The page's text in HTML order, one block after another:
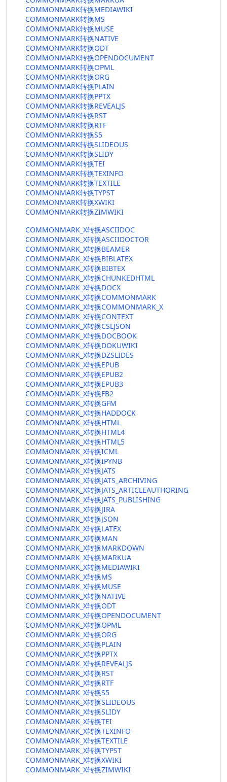
COMMONMARK转换MEDIAWIKI
COMMONMARK转换MS
COMMONMARK转换MUSE
COMMONMARK转换NATIVE
COMMONMARK转换ODT
COMMONMARK转换OPENDOCUMENT
COMMONMARK转换OPML
COMMONMARK转换ORG
COMMONMARK转换PLAIN
COMMONMARK转换PPTX
COMMONMARK转换REVEALJS
COMMONMARK转换RST
COMMONMARK转换RTF
COMMONMARK转换S5
COMMONMARK转换SLIDEOUS
COMMONMARK转换SLIDY
COMMONMARK转换TEI
COMMONMARK转换TEXINFO
COMMONMARK转换TEXTILE
COMMONMARK转换TYPST
COMMONMARK转换XWIKI
COMMONMARK转换ZIMWIKI
COMMONMARK_X转换ASCIIDOC
COMMONMARK_X转换ASCIIDOCTOR
COMMONMARK_X转换BEAMER
COMMONMARK_X转换BIBLATEX
COMMONMARK_X转换BIBTEX
COMMONMARK_X转换CHUNKEDHTML
COMMONMARK_X转换DOCX
COMMONMARK_X转换COMMONMARK
COMMONMARK_X转换COMMONMARK_X
COMMONMARK_X转换CONTEXT
COMMONMARK_X转换CSLJSON
COMMONMARK_X转换DOCBOOK
COMMONMARK_X转换DOKUWIKI
COMMONMARK_X转换DZSLIDES
COMMONMARK_X转换EPUB
COMMONMARK_X转换EPUB2
COMMONMARK_X转换EPUB3
COMMONMARK_X转换FB2
COMMONMARK_X转换GFM
COMMONMARK_X转换HADDOCK
COMMONMARK_X转换HTML
COMMONMARK_X转换HTML4
COMMONMARK_X转换HTML5
COMMONMARK_X转换ICML
COMMONMARK_X转换IPYNB
COMMONMARK_X转换JATS
COMMONMARK_X转换JATS_ARCHIVING
COMMONMARK_X转换JATS_ARTICLEAUTHORING
COMMONMARK_X转换JATS_PUBLISHING
COMMONMARK_X转换JIRA
COMMONMARK_X转换JSON
COMMONMARK_X转换LATEX
COMMONMARK_X转换MAN
COMMONMARK_X转换MARKDOWN
COMMONMARK_X转换MARKUA
COMMONMARK_X转换MEDIAWIKI
COMMONMARK_X转换MS
COMMONMARK_X转换MUSE
COMMONMARK_X转换NATIVE
COMMONMARK_X转换ODT
COMMONMARK_X转换OPENDOCUMENT
COMMONMARK_X转换OPML
COMMONMARK_X转换ORG
COMMONMARK_X转换PLAIN
COMMONMARK_X转换PPTX
COMMONMARK_X转换REVEALJS
COMMONMARK_X转换RST
COMMONMARK_X转换RTF
COMMONMARK_X转换S5
COMMONMARK_X转换SLIDEOUS
COMMONMARK_X转换SLIDY
COMMONMARK_X转换TEI
COMMONMARK_X转换TEXINFO
COMMONMARK_X转换TEXTILE
COMMONMARK_X转换TYPST
COMMONMARK_X转换XWIKI
COMMONMARK_X转换ZIMWIKI